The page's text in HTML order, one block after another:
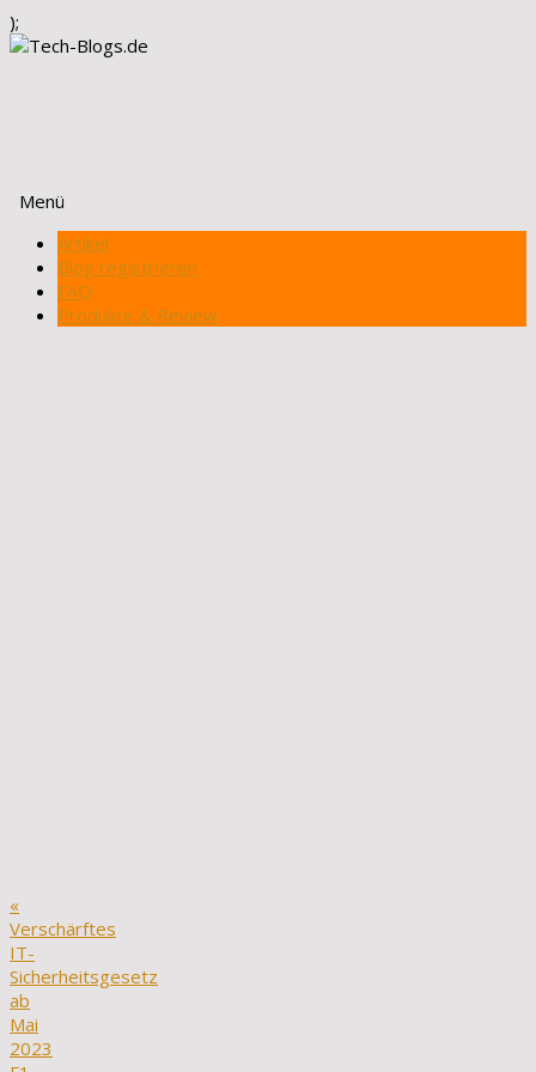
);
Menü
Zum
Inhalt
springen
Artikel
Blog registrieren
FAQ
Produkte & Review
«
Verschärftes
IT-
Sicherheitsgesetz
ab
Mai
2023